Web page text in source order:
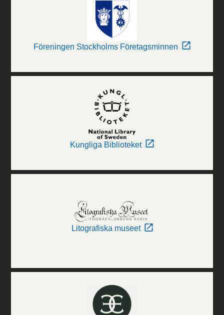
Föreningen Stockholms Företagsminnen
Kungliga Biblioteket
Litografiska museet